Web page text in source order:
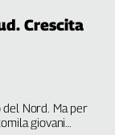
Crescita
Nord. Ma per
giovani